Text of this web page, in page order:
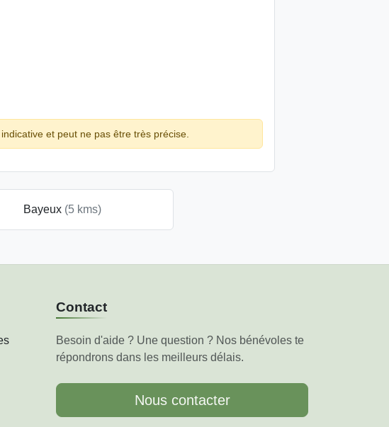
et peut ne pas être très précise.
Bayeux (5 kms)
Contact
Besoin d'aide ? Une question ? Nos bénévoles te
répondrons dans les meilleurs délais.
Nous contacter